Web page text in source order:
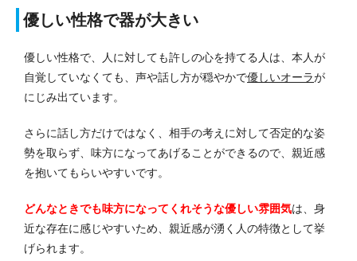
優しい性格で器が大きい
優しい性格で、人に対しても許しの心を持てる人は、本人が
自覚していなくても、声や話し方が穏やかで優しいオーラが
にじみ出ています。
さらに話し方だけではなく、相手の考えに対して否定的な姿
勢を取らず、味方になってあげることができるので、親近感
を抱いてもらいやすいです。
どんなときでも味方になってくれそうな優しい雰囲気は、身
近な存在に感じやすいため、親近感が湧く人の特徴として挙
げられます。